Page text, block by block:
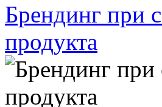
Брендинг при
продукта